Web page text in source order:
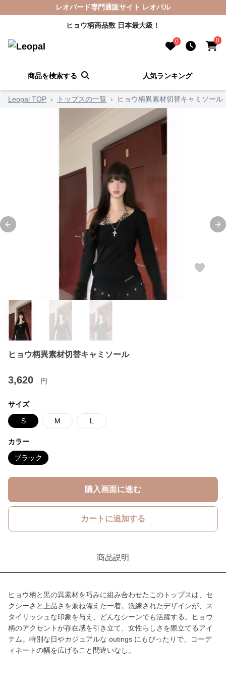
レオパード専門通販サイト レオパル
ヒョウ柄商品数 日本最大級！
0 0
商品を検索する 人気ランキング
Leopal TOP › トップスの一覧 › ヒョウ柄異素材切替キャミソール
Previous slide
ヒョウ柄異素材切替キャミソール
3,620 円
サイズ
S M L
カラー
ブラック
購入画面に進む
カートに追加する
商品説明
ヒョウ柄と黒の異素材を巧みに組み合わせたこのトップスは、セ
クシーさと上品さを兼ね備えた一着。洗練されたデザインが、ス
タイリッシュな印象を与え、どんなシーンでも活躍する。ヒョウ
柄のアクセントが存在感を引き立て、女性らしさを際立てるアイ
テム。特別な日やカジュアルな outings にもぴったりで、コーデ
ィネートの幅を広げること間違いなし。